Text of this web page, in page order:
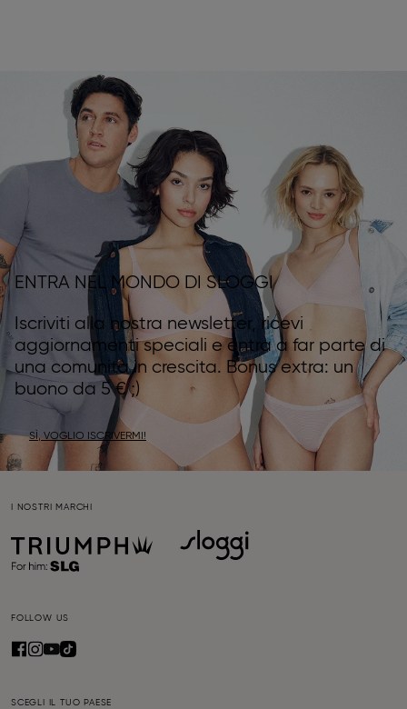
ENTRA NEL MONDO DI SLOGGI
Iscriviti alla nostra newsletter, ricevi
aggiornamenti speciali e entra a far parte di
una comunità in crescita. Bonus extra: un
buono da 5 € ;)
SÌ, VOGLIO ISCRIVERMI!
I NOSTRI MARCHI
FOLLOW US
SCEGLI IL TUO PAESE